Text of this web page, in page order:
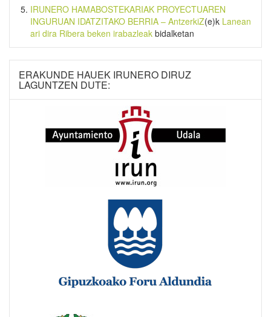
IRUNERO HAMABOSTEKARIAK PROYECTUAREN
INGURUAN IDATZITAKO BERRIA – AntzerkiZ(e)k Lanean
ari dira Ribera beken irabazleak bidalketan
ERAKUNDE HAUEK IRUNERO DIRUZ
LAGUNTZEN DUTE: